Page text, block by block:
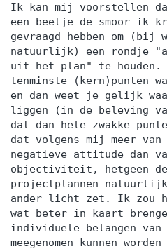
Ik kan mij voorstellen
een beetje de smoor ik
gevraagd hebben om (bij
natuurlijk) een rondje
uit het plan" te houden.
tenminste (kern)punten
en dan weet je gelijk
liggen (in de beleving
dat dan hele zwakke
dat volgens mij meer van
negatieve attitude dan
objectiviteit, hetgeen de
projectplannen
ander licht zet. Ik zou
wat beter in kaart
individuele belangen van
meegenomen kunnen